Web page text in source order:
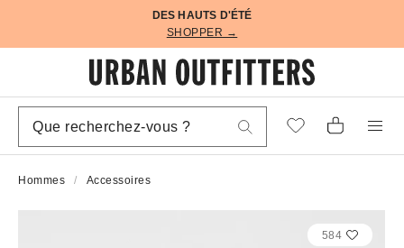
DES HAUTS D'ÉTÉ
SHOPPER →
Hommes Accessoires
584